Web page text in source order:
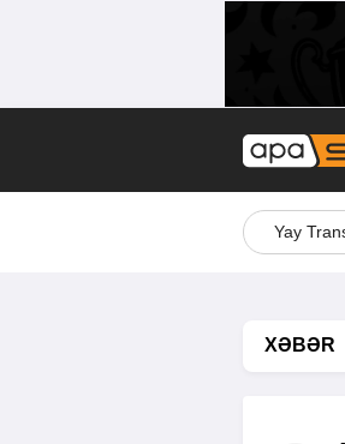
Yay
XƏBƏR